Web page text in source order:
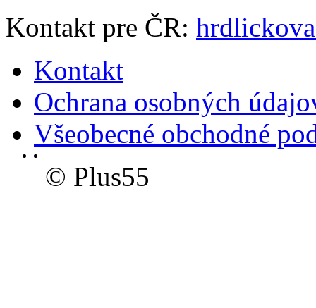
Kontakt pre ČR:
Kontakt
Ochrana osobných
Všeobecné obchodné
© Plus55